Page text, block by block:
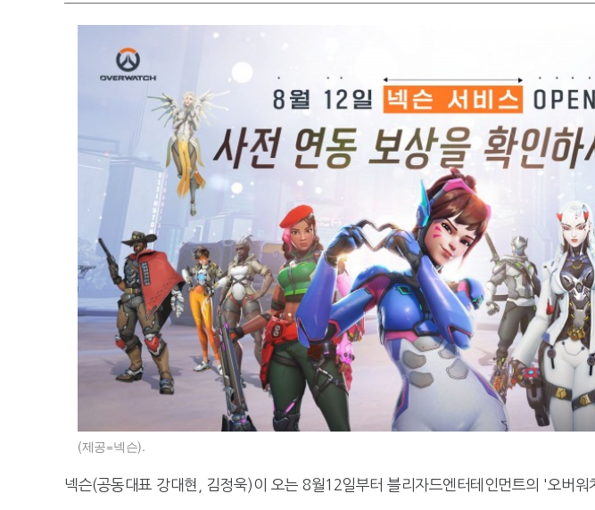
(제공=넥슨).
넥슨(공동대표 강대현, 김정욱)이 오는 8월12일부터 블리자드엔터테인먼트의 '오버워